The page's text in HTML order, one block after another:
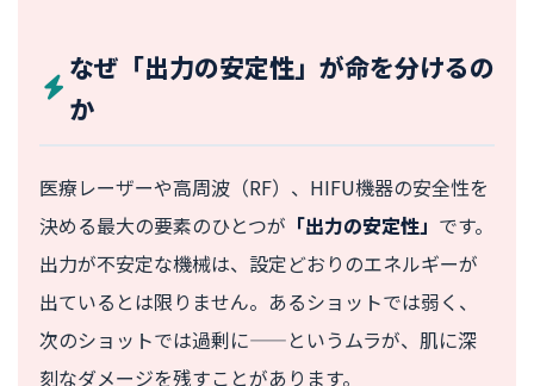
なぜ「出力の安定性」が命を分けるの
か
医療レーザーや高周波（RF）、HIFU機器の安全性を
決める最大の要素のひとつが 「出力の安定性」 です。
出力が不安定な機械は、設定どおりのエネルギーが
出ているとは限りません。あるショットでは弱く、
次のショットでは過剰に——というムラが、肌に深
刻なダメージを残すことがあります。